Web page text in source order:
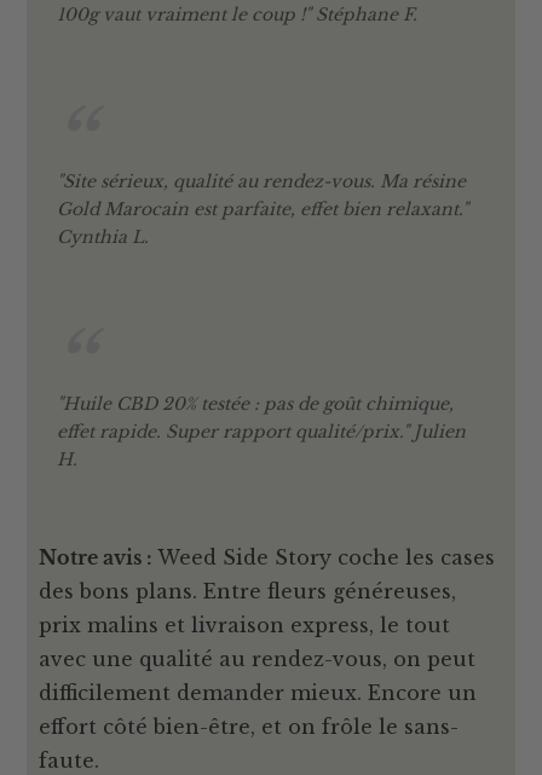
100g vaut vraiment le coup !" Stéphane F.
"Site sérieux, qualité au rendez-vous. Ma résine
Gold Marocain est parfaite, effet bien relaxant."
Cynthia L.
"Huile CBD 20% testée : pas de goût chimique,
effet rapide. Super rapport qualité/prix." Julien
H.
Notre avis : Weed Side Story coche les cases
des bons plans. Entre fleurs généreuses,
prix malins et livraison express, le tout
avec une qualité au rendez-vous, on peut
difficilement demander mieux. Encore un
effort côté bien-être, et on frôle le sans-
faute.